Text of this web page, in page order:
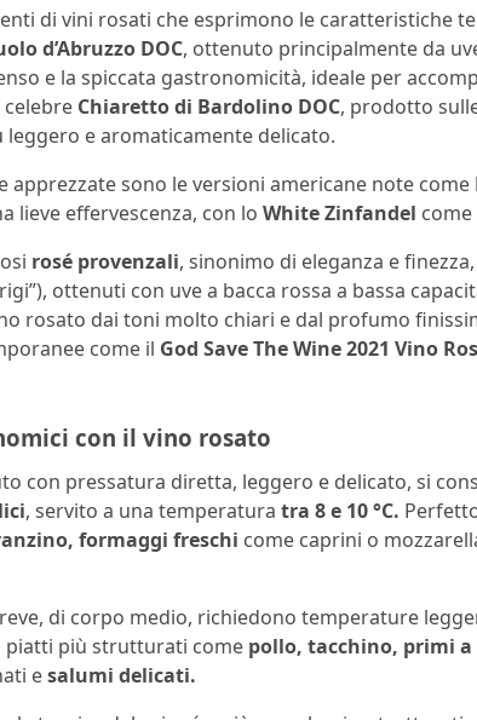
di vini rosati che esprimono le caratteristiche
d’Abruzzo DOC, ottenuto principalmente da
e la spiccata gastronomicità, ideale per
Chiaretto di Bardolino DOC, prodotto
e aromaticamente delicato.
apprezzate sono le versioni americane note come
lieve effervescenza, con lo White Zinfandel
rosé provenzali, sinonimo di eleganza e
ottenuti con uve a bacca rossa a bassa
rosato dai toni molto chiari e dal profumo
come il God Save The Wine 2021 Vino
con il vino rosato
con pressatura diretta, leggero e delicato, si
, servito a una temperatura tra 8 e 10 °C.
formaggi freschi come caprini o
di corpo medio, richiedono temperature
piatti più strutturati come pollo, tacchino, primi
esalumi delicati.